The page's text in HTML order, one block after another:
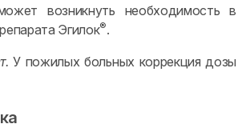
возникнуть необходимость в
Эгилок®.
У пожилых больных коррекция дозы